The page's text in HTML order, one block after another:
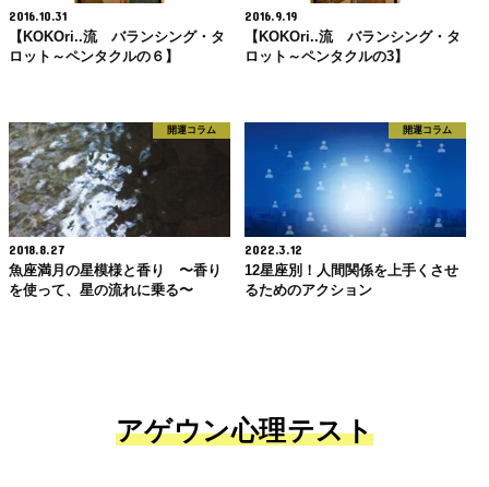
2016.10.31
【KOKOri..流 バランシング・タ
ロット～ペンタクルの６】
2016.9.19
【KOKOri..流 バランシング・タ
ロット～ペンタクルの3】
開運コラム
2018.8.27
魚座満月の星模様と香り 〜香り
を使って、星の流れに乗る〜
開運コラム
2022.3.12
12星座別！人間関係を上手くさせ
るためのアクション
アゲウン心理テスト